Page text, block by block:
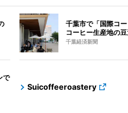
千葉市で「国際コ
コーヒー生産地の
千葉経済新聞
で
Suicoffeeroastery